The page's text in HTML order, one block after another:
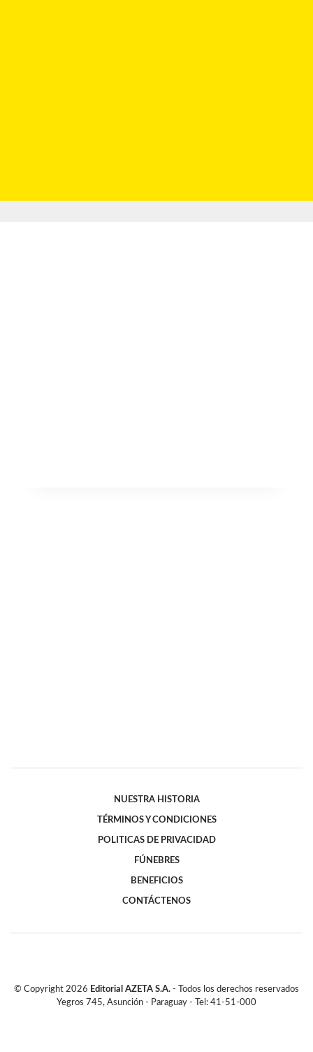
NUESTRA HISTORIA
TÉRMINOS Y CONDICIONES
POLITICAS DE PRIVACIDAD
FÚNEBRES
BENEFICIOS
CONTÁCTENOS
© Copyright 2026 Editorial AZETA S.A. - Todos los derechos reservados
Yegros 745, Asunción - Paraguay - Tel: 41-51-000